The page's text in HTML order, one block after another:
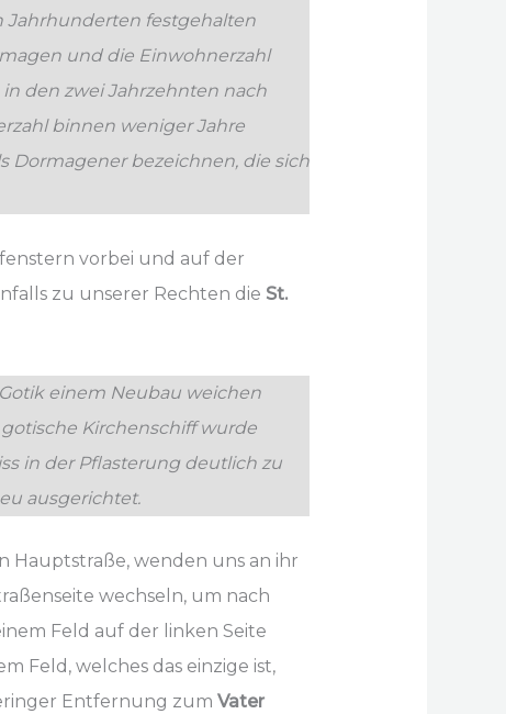
Jahrhunderten festgehalten
und die Einwohnerzahl
den zwei Jahrzehnten nach
binnen weniger Jahre
Dormagener bezeichnen, die sich
vorbei und auf der
zu unserer Rechten die St.
einem Neubau weichen
Kirchenschiff wurde
in der Pflasterung deutlich zu
ausgerichtet.
Hauptstraße, wenden uns an ihr
wechseln, um nach
Feld auf der linken Seite
Feld, welches das einzige ist,
Entfernung zum Vater